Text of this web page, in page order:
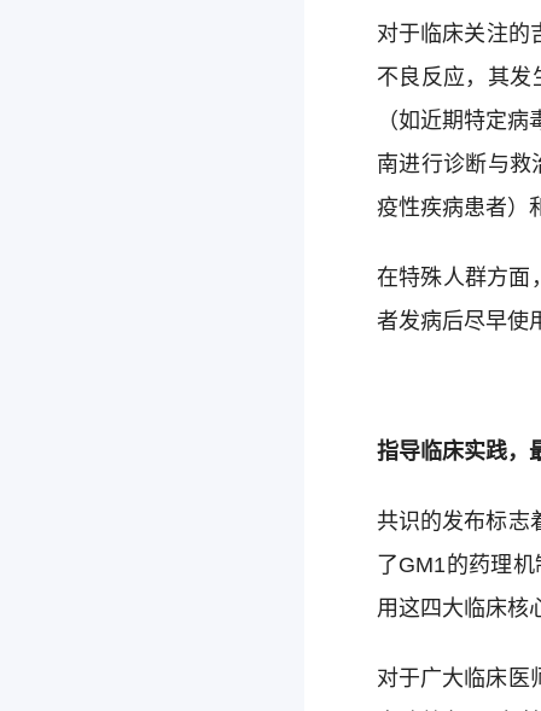
对于临床关注的
不良反应，其发
（如近期特定
南进行诊断与救
疫性疾病患者）
在特殊人群方面
者发病后尽早使
指导临床实践，
共识的发布标志
了GM1的药理
用这四大临床核
对于广大临床医